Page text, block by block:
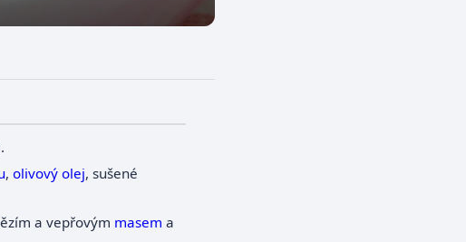
, olivový olej, sušené
a vepřovým masem a